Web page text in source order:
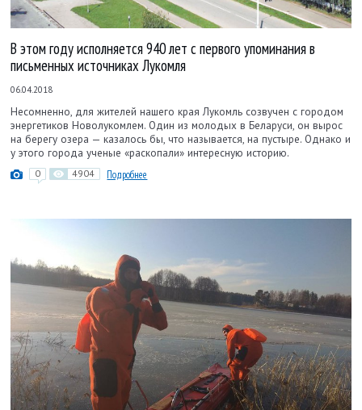
В этом году исполняется 940 лет с первого упоминания в
письменных источниках Лукомля
06.04.2018
Несомненно, для жителей нашего края Лукомль созвучен с городом
энергетиков Новолукомлем. Один из молодых в Беларуси, он вырос
на берегу озера — казалось бы, что называется, на пустыре. Однако и
у этого города ученые «раскопали» интересную историю.
0 4904 Подробнее